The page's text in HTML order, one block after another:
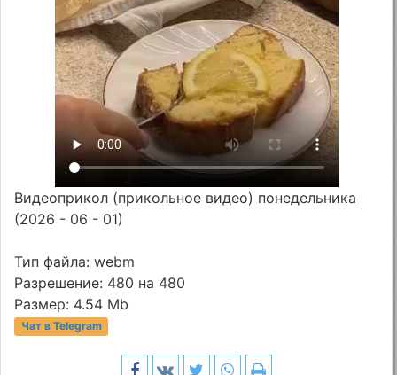
Видеоприкол (прикольное видео) понедельника
(2026 - 06 - 01)
Тип файла: webm
Разрешение: 480 на 480
Размер: 4.54 Mb
Чат в Telegram